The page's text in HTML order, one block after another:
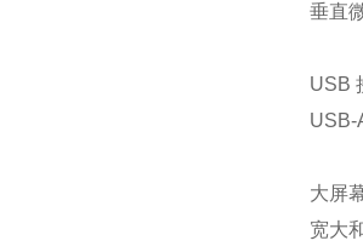
垂直
USB
USB-
大屏
宽大